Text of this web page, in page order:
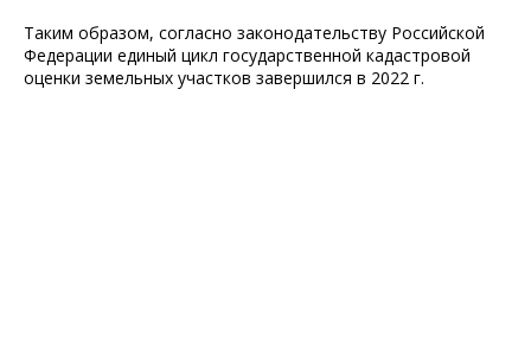
Таким образом, согласно законодательству Российской
Федерации единый цикл государственной кадастровой
оценки земельных участков завершился в 2022 г.